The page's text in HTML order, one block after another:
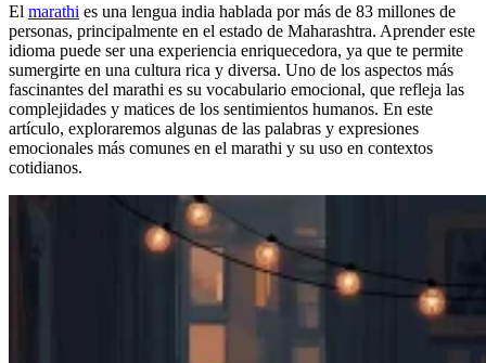
El marathi es una lengua india hablada por más de 83 millones de
personas, principalmente en el estado de Maharashtra. Aprender este
idioma puede ser una experiencia enriquecedora, ya que te permite
sumergirte en una cultura rica y diversa. Uno de los aspectos más
fascinantes del marathi es su vocabulario emocional, que refleja las
complejidades y matices de los sentimientos humanos. En este
artículo, exploraremos algunas de las palabras y expresiones
emocionales más comunes en el marathi y su uso en contextos
cotidianos.